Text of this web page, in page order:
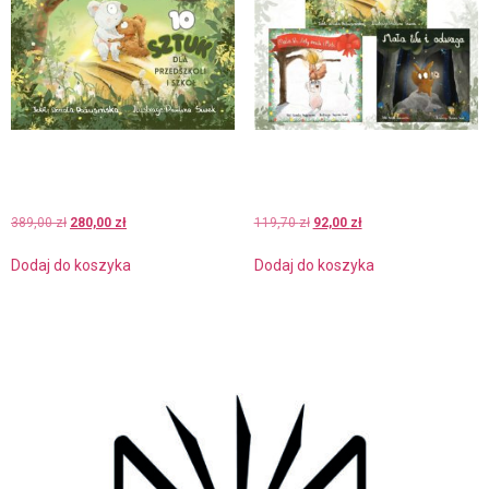
389,00zł 280,00 zł
Dodaj do koszyka
119,70zł 92,00 zł
Dodaj do koszyka